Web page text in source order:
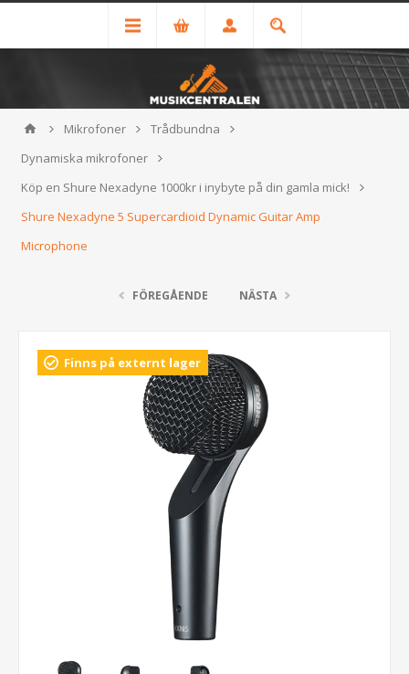
Mikrofoner
Trådbundna
Dynamiska mikrofoner
Köp en Shure Nexadyne 1000kr i inybyte på din gamla mick!
Shure Nexadyne 5 Supercardioid Dynamic Guitar Amp
Microphone
FÖREGÅENDE NÄSTA
Finns på externt lager